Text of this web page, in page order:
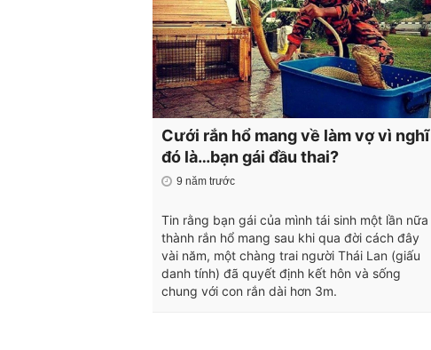
Cưới rắn hổ mang về làm vợ vì nghĩ
đó là…bạn gái đầu thai?
9 năm trước
Tin rằng bạn gái của mình tái sinh một lần nữa
thành rắn hổ mang sau khi qua đời cách đây
vài năm, một chàng trai người Thái Lan (giấu
danh tính) đã quyết định kết hôn và sống
chung với con rắn dài hơn 3m.